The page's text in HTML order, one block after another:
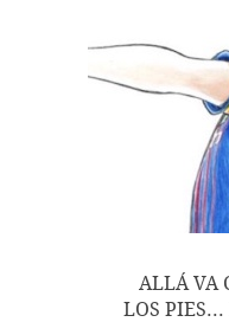
ALLÁ VA
LOS